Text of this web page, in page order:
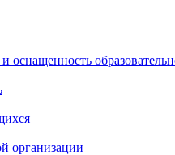
оснащенность
организации